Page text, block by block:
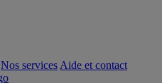
Nos services Aide et contact